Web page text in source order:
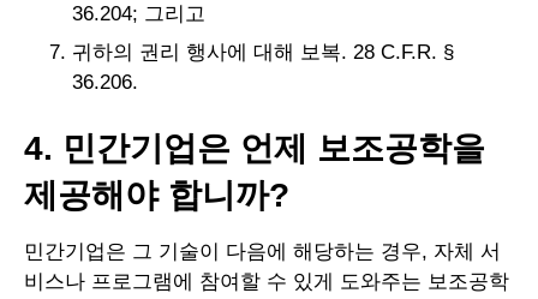
36.204; 그리고
귀하의 권리 행사에 대해 보복. 28 C.F.R. §
36.206.
4. 민간기업은 언제 보조공학을
제공해야 합니까?
민간기업은 그 기술이 다음에 해당하는 경우, 자체 서
비스나 프로그램에 참여할 수 있게 도와주는 보조공학